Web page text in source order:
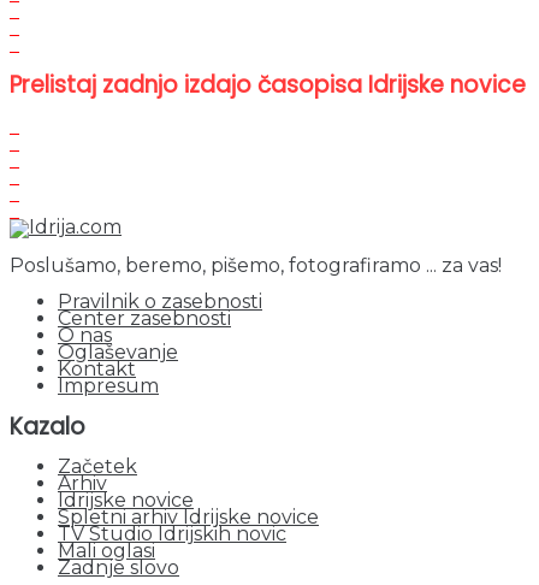
Prelistaj zadnjo izdajo časopisa Idrijske novice
Poslušamo, beremo, pišemo, fotografiramo ... za vas!
Pravilnik o zasebnosti
Center zasebnosti
O nas
Oglaševanje
Kontakt
Impresum
Kazalo
Začetek
Arhiv
Idrijske novice
Spletni arhiv Idrijske novice
TV Studio Idrijskih novic
Mali oglasi
Zadnje slovo